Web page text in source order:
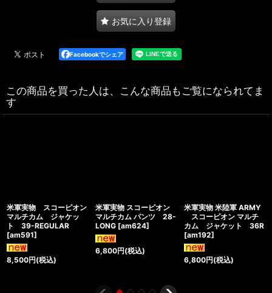
お気に入り登録
Facebookでシェア
この商品を買った人は、こんな商品もご覧になられてま
す
米軍実物 スコーピオン
マルチカム ジャケッ
ト 39-REGULAR
[am591]
8,500円(税込)
米軍実物 スコーピオン
マルチカム パンツ 28-
LONG [am624]
6,800円(税込)
米軍実物 米陸軍 ARMY
スコーピオン マルチ
カム ジャケット 36R
[am192]
6,800円(税込)